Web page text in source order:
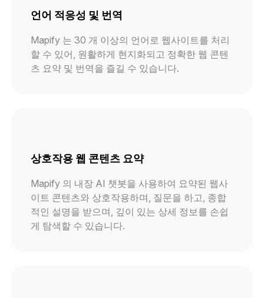
언어 적응성 및 번역
Mapify 는 30 개 이상의 언어로 웹사이트를 처리
할 수 있어, 원활하게 현지화되고 정확한 웹 콘텐
츠 요약 및 번역을 즐길 수 있습니다.
상호작용 웹 콘텐츠 요약
Mapify 의 내장 AI 챗봇을 사용하여 요약된 웹사
이트 콘텐츠와 상호작용하며, 질문을 하고, 종합
적인 설명을 받으며, 깊이 있는 상세 정보를 손쉽
게 탐색할 수 있습니다.